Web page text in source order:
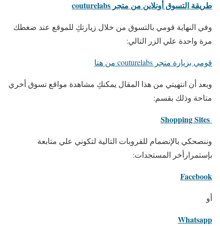
طريقة التسوق أونلاين من متجر couturelabs
وفي النهاية قومي بالتسوق من خلال زيارتكِ للموقع عند ضغطك
مرة واحدة علي الزر التالي:
قومي بزيارة متجر couturelabs من هنا
وبعد أن انتهيتي من هذا المقال يمكنكِ مشاهدة مواقع تسوق أخري
متاحة وذلك بقسم:
وننصحكي بالإنضمام للقروبات التالية لتكوني علي متابعة
بإستمرارأخر المستجدات:
Facebook
أو
Whatsapp